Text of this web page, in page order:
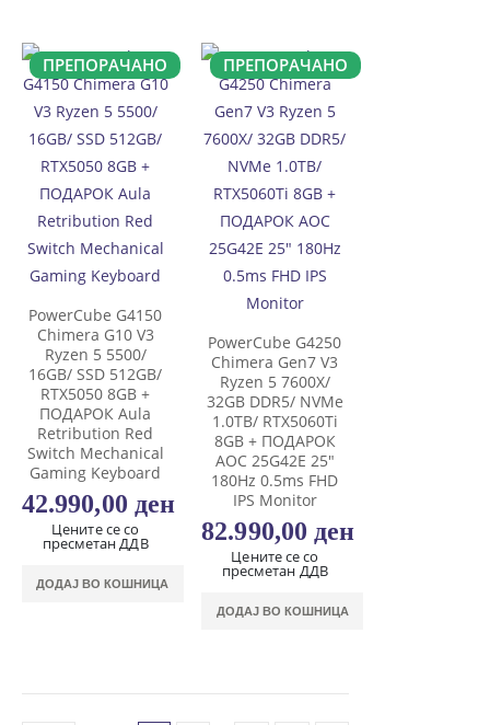
ПРЕПОРАЧАНО
PowerCube G4150
Chimera G10 V3
Ryzen 5 5500/
16GB/ SSD 512GB/
RTX5050 8GB +
ПОДАРОК Aula
Retribution Red
Switch Mechanical
Gaming Keyboard
42.990,00 ден
Цените се со
пресметан ДДВ
ДОДАЈ ВО КОШНИЦА
ПРЕПОРАЧАНО
PowerCube G4250
Chimera Gen7 V3
Ryzen 5 7600X/
32GB DDR5/ NVMe
1.0TB/ RTX5060Ti
8GB + ПОДАРОК
AOC 25G42E 25″
180Hz 0.5ms FHD
IPS Monitor
82.990,00 ден
Цените се со
пресметан ДДВ
ДОДАЈ ВО КОШНИЦА